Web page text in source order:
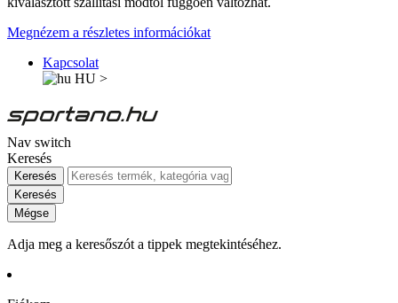
Megnézem a részletes információkat
Kapcsolat
HU >
Nav switch
Keresés
Keresés
Keresés
Mégse
Adja meg a keresőszót a tippek megtekintéséhez.